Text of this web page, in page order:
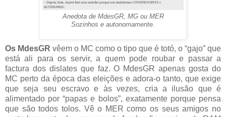
Anedota de MdesGR, MG ou MER
Sozinhos e autonomamente.
Os MdesGR vêem o MC como o tipo que é totó, o “gajo” que
está ali para os servir, a quem pode roubar e passar a
factura dos dislates que faz. O MdesGR apenas gosta do
MC perto da época das eleições e adora-o tanto, que exige
que seja seu escravo e às vezes, cria a ilusão que é
alimentado por “papas e bolos”, exatamente porque pensa
que são todos tolos. Vê o MER como os seus amigos no